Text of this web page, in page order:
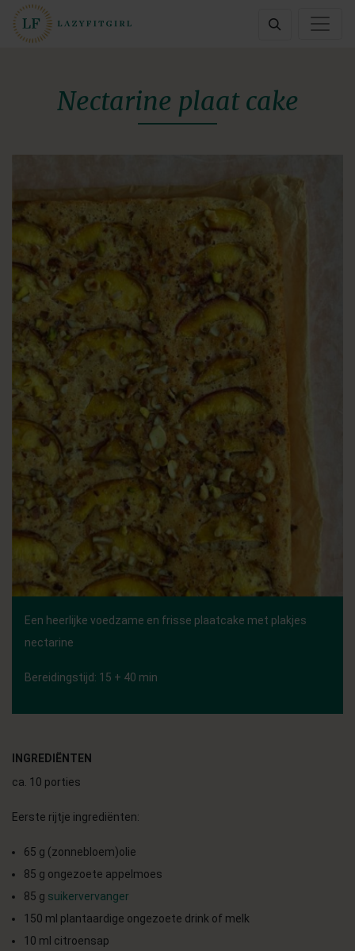
Nectarine plaat cake
Een heerlijke voedzame en frisse plaatcake met plakjes
nectarine
Bereidingstijd: 15 + 40 min
INGREDIËNTEN
ca. 10 porties
Eerste rijtje ingrediënten:
65 g (zonnebloem)olie
85 g ongezoete appelmoes
85 g suikervervanger
150 ml plantaardige ongezoete drink of melk
10 ml citroensap